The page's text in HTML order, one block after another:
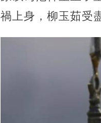
禍上身，柳玉茹受